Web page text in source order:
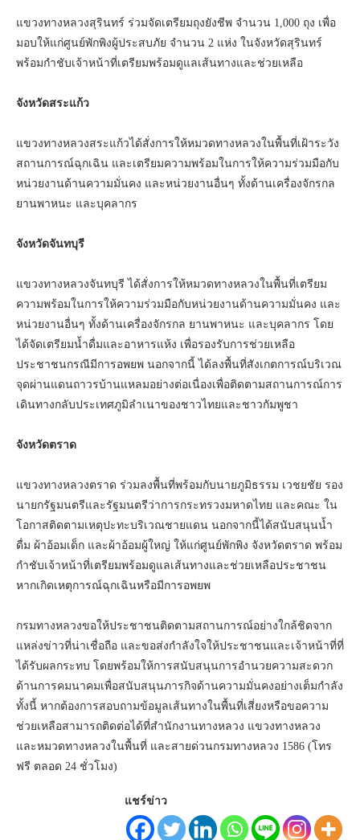
แขวงทางหลวงสุรินทร์ ร่วมจัดเตรียมถุงยังชีพ จำนวน 1,000 ถุง เพื่อ
มอบให้แก่ศูนย์พักพิงผู้ประสบภัย จำนวน 2 แห่ง ในจังหวัดสุรินทร์
พร้อมกำชับเจ้าหน้าที่เตรียมพร้อมดูแลเส้นทางและช่วยเหลือ
จังหวัดสระแก้ว
แขวงทางหลวงสระแก้วได้สั่งการให้หมวดทางหลวงในพื้นที่เฝ้าระวัง
สถานการณ์ฉุกเฉิน และเตรียมความพร้อมในการให้ความร่วมมือกับ
หน่วยงานด้านความมั่นคง และหน่วยงานอื่นๆ ทั้งด้านเครื่องจักรกล
ยานพาหนะ และบุคลากร
จังหวัดจันทบุรี
แขวงทางหลวงจันทบุรี ได้สั่งการให้หมวดทางหลวงในพื้นที่เตรียม
ความพร้อมในการให้ความร่วมมือกับหน่วยงานด้านความมั่นคง และ
หน่วยงานอื่นๆ ทั้งด้านเครื่องจักรกล ยานพาหนะ และบุคลากร โดย
ได้จัดเตรียมน้ำดื่มและอาหารแห้ง เพื่อรองรับการช่วยเหลือ
ประชาชนกรณีมีการอพยพ นอกจากนี้ ได้ลงพื้นที่สังเกตการณ์บริเวณ
จุดผ่านแดนถาวรบ้านแหลมอย่างต่อเนื่องเพื่อติดตามสถานการณ์การ
เดินทางกลับประเทศภูมิลำเนาของชาวไทยและชาวกัมพูชา
จังหวัดตราด
แขวงทางหลวงตราด ร่วมลงพื้นที่พร้อมกับนายภูมิธรรม เวชยชัย รอง
นายกรัฐมนตรีและรัฐมนตรีว่าการกระทรวงมหาดไทย และคณะ ใน
โอกาสติดตามเหตุปะทะบริเวณชายแดน นอกจากนี้ได้สนับสนุนน้ำ
ดื่ม ผ้าอ้อมเด็ก และผ้าอ้อมผู้ใหญ่ ให้แก่ศูนย์พักพิง จังหวัดตราด พร้อม
กำชับเจ้าหน้าที่เตรียมพร้อมดูแลเส้นทางและช่วยเหลือประชาชน
หากเกิดเหตุการณ์ฉุกเฉินหรือมีการอพยพ
กรมทางหลวงขอให้ประชาชนติดตามสถานการณ์อย่างใกล้ชิดจาก
แหล่งข่าวที่น่าเชื่อถือ และขอส่งกำลังใจให้ประชาชนและเจ้าหน้าที่ที่
ได้รับผลกระทบ โดยพร้อมให้การสนับสนุนการอำนวยความสะดวก
ด้านการคมนาคมเพื่อสนับสนุนภารกิจด้านความมั่นคงอย่างเต็มกำลัง
ทั้งนี้ หากต้องการสอบถามข้อมูลเส้นทางในพื้นที่เสี่ยงหรือขอความ
ช่วยเหลือสามารถติดต่อได้ที่สำนักงานทางหลวง แขวงทางหลวง
และหมวดทางหลวงในพื้นที่ และสายด่วนกรมทางหลวง 1586 (โทร
ฟรี ตลอด 24 ชั่วโมง)
แชร์ข่าว